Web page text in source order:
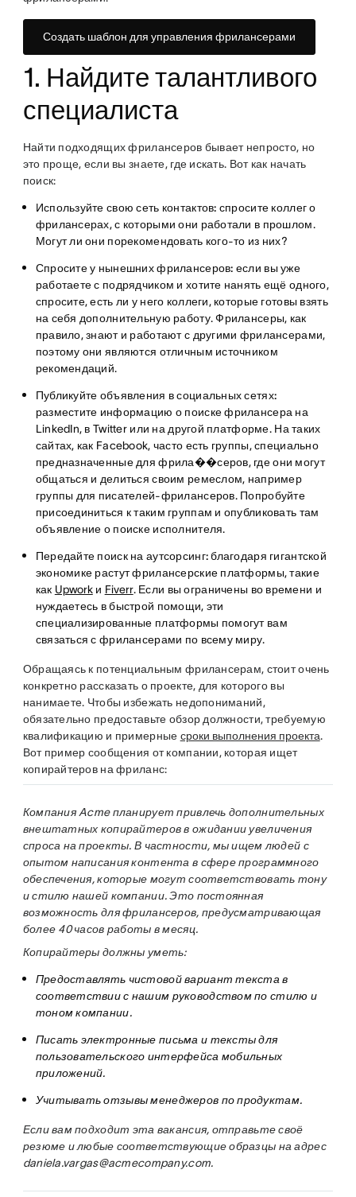
Создать шаблон для управления фрилансерами
1. Найдите талантливого
специалиста
Найти подходящих фрилансеров бывает непросто, но
это проще, если вы знаете, где искать. Вот как начать
поиск:
Используйте свою сеть контактов: спросите коллег о
фрилансерах, с которыми они работали в прошлом.
Могут ли они порекомендовать кого-то из них?
Спросите у нынешних фрилансеров: если вы уже
работаете с подрядчиком и хотите нанять ещё одного,
спросите, есть ли у него коллеги, которые готовы взять
на себя дополнительную работу. Фрилансеры, как
правило, знают и работают с другими фрилансерами,
поэтому они являются отличным источником
рекомендаций.
Публикуйте объявления в социальных сетях:
разместите информацию о поиске фрилансера на
LinkedIn, в Twitter или на другой платформе. На таких
сайтах, как Facebook, часто есть группы, специально
предназначенные для фрила��серов, где они могут
общаться и делиться своим ремеслом, например
группы для писателей-фрилансеров. Попробуйте
присоединиться к таким группам и опубликовать там
объявление о поиске исполнителя.
Передайте поиск на аутсорсинг:благодаря гигантской
экономике растут фрилансерские платформы, такие
как Upworkи Fiverr. Если вы ограничены во времени и
нуждаетесь в быстрой помощи, эти
специализированные платформы помогут вам
связаться с фрилансерами по всему миру.
Обращаясь к потенциальным фрилансерам, стоит очень
конкретно рассказать о проекте, для которого вы
нанимаете. Чтобы избежать недопониманий,
обязательно предоставьте обзор должности, требуемую
квалификацию и примерные сроки выполнения проекта.
Вот пример сообщения от компании, которая ищет
копирайтеров на фриланс:
Компания Acme планирует привлечь дополнительных
внештатных копирайтеров в ожидании увеличения
спроса на проекты. В частности, мы ищем людей с
опытом написания контента в сфере программного
обеспечения, которые могут соответствовать тону
и стилю нашей компании. Это постоянная
возможность для фрилансеров, предусматривающая
более 40 часов работы в месяц.
Копирайтеры должны уметь:
Предоставлять чистовой вариант текста в
соответствии с нашим руководством по стилю и
тоном компании.
Писать электронные письма и тексты для
пользовательского интерфейса мобильных
приложений.
Учитывать отзывы менеджеров по продуктам.
Если вам подходит эта вакансия, отправьте своё
резюме и любые соответствующие образцы на адрес
daniela.vargas@acmecompany.com.